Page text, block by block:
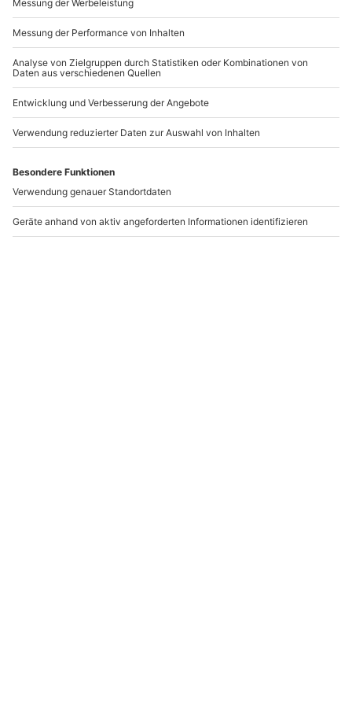
-15% CLUB DEAL
Alpaka Wanderung
Brigachtal
2 Personen
5 (4) 82,90 CHF
DEAL
Survivaltraining
Großhabersdorf
1 Person
59,90 CHF
47,90 CHF